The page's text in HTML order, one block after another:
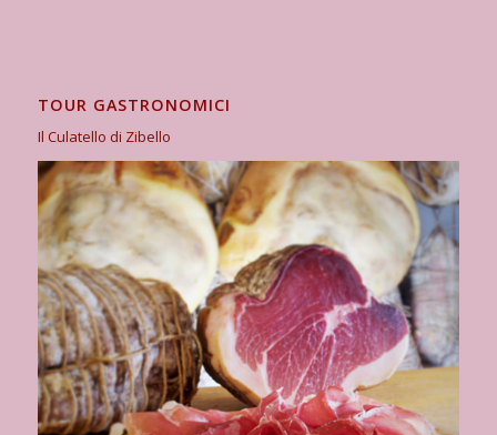
TOUR GASTRONOMICI
Il Culatello di Zibello